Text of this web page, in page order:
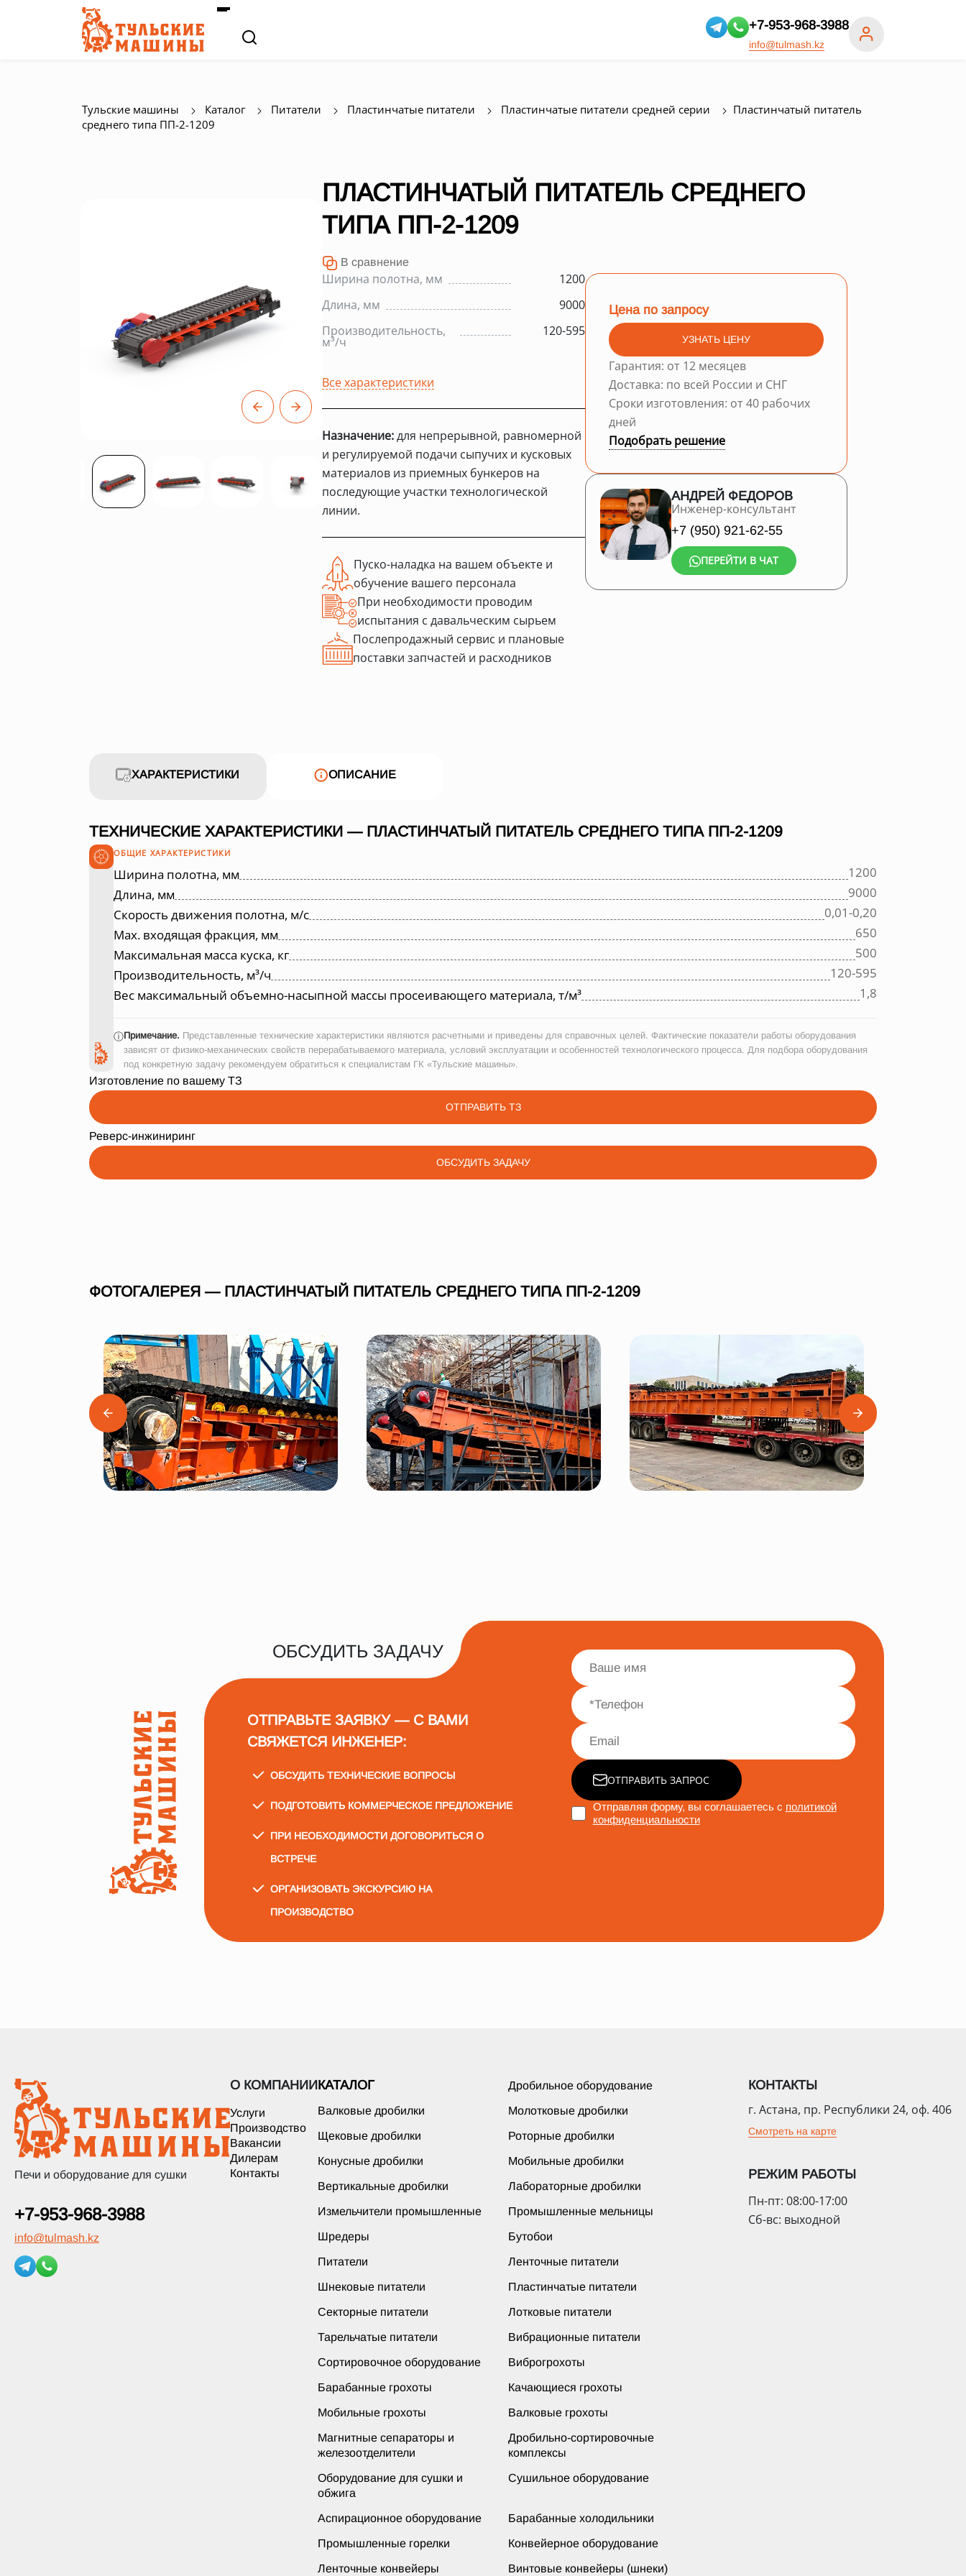
+7-953-968-3988
info@tulmash.kz
Тульские машины Каталог Питатели Пластинчатые питатели Пластинчатые питатели средней серии
Пластинчатый питатель
среднего типа ПП-2-1209
ПЛАСТИНЧАТЫЙ ПИТАТЕЛЬ СРЕДНЕГО
ТИПА ПП-2-1209
В сравнение
Ширина полотна, мм
1200
Длина, мм
9000
Производительность,
м³/ч
120-595
Все характеристики
Назначение:для непрерывной, равномерной
и регулируемой подачи сыпучих и кусковых
материалов из приемных бункеров на
последующие участки технологической
линии.
Пуско-наладка на вашем объекте и
обучение вашего персонала
При необходимости проводим
испытания с давальческим сырьем
Послепродажный сервис и плановые
поставки запчастей и расходников
Цена по запросу
УЗНАТЬ ЦЕНУ
Гарантия: от 12 месяцев
Доставка: по всей России и СНГ
Сроки изготовления: от 40 рабочих
дней
Подобрать решение
АНДРЕЙ ФЕДОРОВ
Инженер-консультант
+7 (950) 921-62-55
ПЕРЕЙТИ В ЧАТ
ХАРАКТЕРИСТИКИ ОПИСАНИЕ
ТЕХНИЧЕСКИЕ ХАРАКТЕРИСТИКИ — ПЛАСТИНЧАТЫЙ ПИТАТЕЛЬ СРЕДНЕГО ТИПА ПП-2-1209
ОБЩИЕ ХАРАКТЕРИСТИКИ
Ширина полотна, мм
1200
Длина, мм
9000
Скорость движения полотна, м/с
0,01-0,20
Max. входящая фракция, мм
650
Максимальная масса куска, кг
500
Производительность, м³/ч
120-595
Вес максимальный объемно-насыпной массы просеивающего материала, т/м³
1,8
ⓘПримечание. Представленные технические характеристики являются расчетными и приведены для справочных целей. Фактические показатели работы оборудования
зависят от физико-механических свойств перерабатываемого материала, условий эксплуатации и особенностей технологического процесса. Для подбора оборудования
под конкретную задачу рекомендуем обратиться к специалистам ГК «Тульские машины».
Изготовление по вашему ТЗ
ОТПРАВИТЬ ТЗ
Реверс-инжиниринг
ОБСУДИТЬ ЗАДАЧУ
ФОТОГАЛЕРЕЯ — ПЛАСТИНЧАТЫЙ ПИТАТЕЛЬ СРЕДНЕГО ТИПА ПП-2-1209
ОБСУДИТЬ ЗАДАЧУ
ОТПРАВЬТЕ ЗАЯВКУ — С ВАМИ
СВЯЖЕТСЯ ИНЖЕНЕР:
ОБСУДИТЬ ТЕХНИЧЕСКИЕ ВОПРОСЫ
ПОДГОТОВИТЬ КОММЕРЧЕСКОЕ ПРЕДЛОЖЕНИЕ
ПРИ НЕОБХОДИМОСТИ ДОГОВОРИТЬСЯ О
ВСТРЕЧЕ
ОРГАНИЗОВАТЬ ЭКСКУРСИЮ НА
ПРОИЗВОДСТВО
ОТПРАВИТЬ ЗАПРОС
Отправляя форму, вы соглашаетесь с политикой
конфиденциальности
Печи и оборудование для сушки
+7-953-968-3988
info@tulmash.kz
О КОМПАНИИ
Услуги
Производство
Вакансии
Дилерам
Контакты
КАТАЛОГ Дробильное оборудование
Валковые дробилки Молотковые дробилки
Щековые дробилки Роторные дробилки
Конусные дробилки Мобильные дробилки
Вертикальные дробилки Лабораторные дробилки
Измельчители промышленные Промышленные мельницы
Шредеры Бутобои
Питатели Ленточные питатели
Шнековые питатели Пластинчатые питатели
Секторные питатели Лотковые питатели
Тарельчатые питатели Вибрационные питатели
Сортировочное оборудование Виброгрохоты
Барабанные грохоты Качающиеся грохоты
Мобильные грохоты Валковые грохоты
Магнитные сепараторы и
железоотделители
Дробильно-сортировочные
комплексы
Оборудование для сушки и
обжига
Сушильное оборудование
Аспирационное оборудование Барабанные холодильники
Промышленные горелки Конвейерное оборудование
Ленточные конвейеры Винтовые конвейеры (шнеки)
КОНТАКТЫ
г. Астана, пр. Республики 24, оф. 406
Смотреть на карте
РЕЖИМ РАБОТЫ
Пн-пт: 08:00-17:00
Сб-вс: выходной